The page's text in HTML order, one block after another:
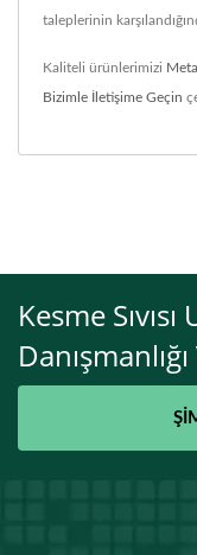
taleplerinin
Kaliteli ürünlerimizi
Bizimle İletişime Geçin
Kesme